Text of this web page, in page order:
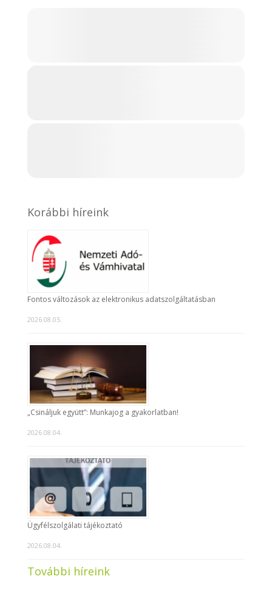
Korábbi híreink
Fontos változások az elektronikus adatszolgáltatásban
2026.08.05.
„Csináljuk együtt”: Munkajog a gyakorlatban!
2026.08.04.
Ügyfélszolgálati tájékoztató
2026.08.04.
További híreink